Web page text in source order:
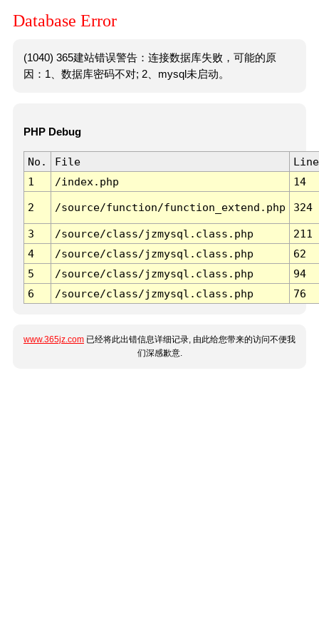
Database Error
(1040) 365建站错误警告：连接数据库失败，可能的原
因：1、数据库密码不对; 2、mysql未启动。
PHP Debug
No. File
Line
1
/index.php 14
2 /source/function/function_extend.php 324
3 /source/class/jzmysql.class.php
211
4
/source/class/jzmysql.class.php
62
5
/source/class/jzmysql.class.php
94
6
/source/class/jzmysql.class.php 76
www.365jz.com 已经将此出错信息详细记录, 由此给您带来的访问不便我
们深感歉意.